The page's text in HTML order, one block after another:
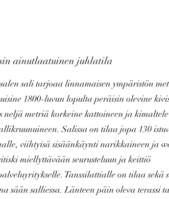
ainutlaatuinen juhlatila
sali tarjoaa linnamaisen ympäristön
1800-luvun lopulta peräisin olevine
neljä metriä korkeine kattoineen ja
Salissa on tilaa jopa 130
viihtyisä sisäänkäynti narikkaineen ja
miellyttävään seurusteluun ja keittiö
Tanssilattialle on tilaa sekä
sään salliessa. Länteen päin oleva terassi